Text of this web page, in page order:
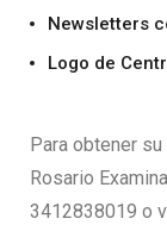
Newsletters
Logo de
Para obtener
Rosario
3412838019 o